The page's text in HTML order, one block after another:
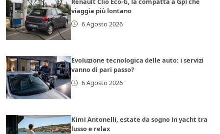
viaggia più lontano
6 Agosto 2026
Evoluzione tecnologica delle auto: i servizi
vanno di pari passo?
6 Agosto 2026
Kimi Antonelli, estate da sogno in yacht tra
lusso e relax